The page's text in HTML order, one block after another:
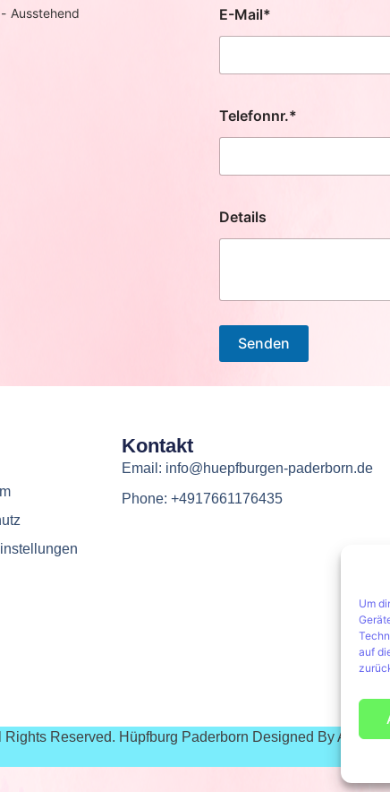
Um
auf
- Ausstehend E-Mail*
Telefonnr.*
Details
Kontakt
Email: info@huepfburgen-paderborn.de
Phone: +4917661176435
Rights Reserved. Hüpfburg Paderborn Designed By